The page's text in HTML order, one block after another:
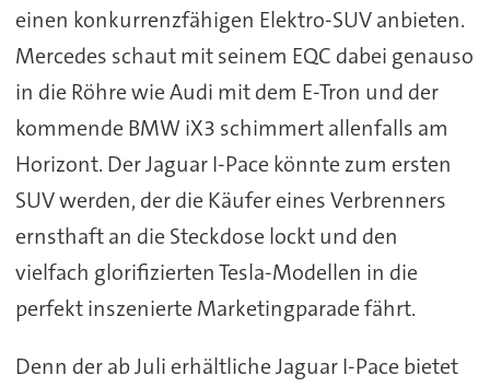
einen konkurrenzfähigen Elektro-SUV anbieten.
Mercedes schaut mit seinem EQC dabei genauso
in die Röhre wie Audi mit dem E-Tron und der
kommende BMW iX3 schimmert allenfalls am
Horizont. Der Jaguar I-Pace könnte zum ersten
SUV werden, der die Käufer eines Verbrenners
ernsthaft an die Steckdose lockt und den
vielfach glorifizierten Tesla-Modellen in die
perfekt inszenierte Marketingparade fährt.
Denn der ab Juli erhältliche Jaguar I-Pace bietet